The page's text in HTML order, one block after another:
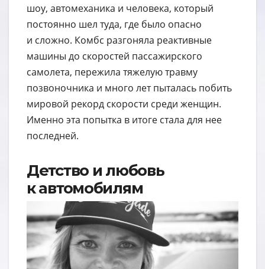
шоу, автомеханика и человека, который
постоянно шел туда, где было опасно
и сложно. Комбс разгоняла реактивные
машины до скоростей пассажирского
самолета, пережила тяжелую травму
позвоночника и много лет пыталась побить
мировой рекорд скорости среди женщин.
Именно эта попытка в итоге стала для нее
последней.
Детство и любовь
к автомобилям